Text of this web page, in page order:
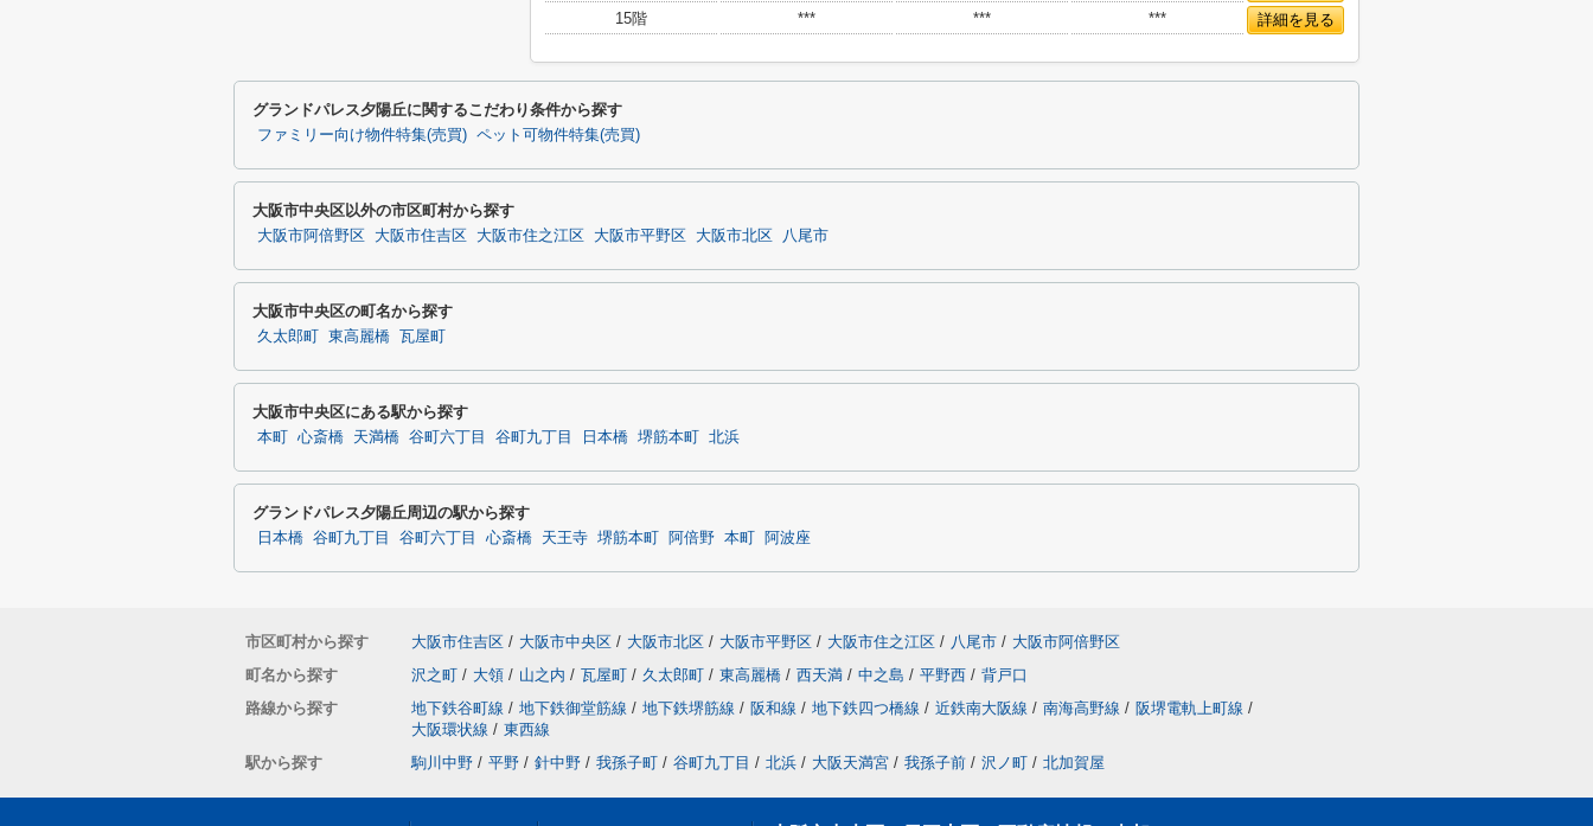
15階
*** *** *** 詳細を見る
グランドパレス夕陽丘に関するこだわり条件から探す
ファミリー向け物件特集(売買) ペット可物件特集(売買)
大阪市中央区以外の市区町村から探す
大阪市阿倍野区 大阪市住吉区 大阪市住之江区 大阪市平野区 大阪市北区 八尾市
大阪市中央区の町名から探す
久太郎町 東高麗橋 瓦屋町
大阪市中央区にある駅から探す
本町 心斎橋 天満橋 谷町六丁目 谷町九丁目 日本橋 堺筋本町 北浜
グランドパレス夕陽丘周辺の駅から探す
日本橋 谷町九丁目 谷町六丁目 心斎橋 天王寺 堺筋本町 阿倍野 本町 阿波座
市区町村から探す 大阪市住吉区 / 大阪市中央区 / 大阪市北区 / 大阪市平野区 / 大阪市住之江区 / 八尾市 / 大阪市阿倍野区
町名から探す
沢之町 / 大領 / 山之内 / 瓦屋町 / 久太郎町 / 東高麗橋 / 西天満 / 中之島 / 平野西 / 背戸口
路線から探す
地下鉄谷町線 / 地下鉄御堂筋線 / 地下鉄堺筋線 / 阪和線 / 地下鉄四つ橋線 / 近鉄南大阪線 / 南海高野線 / 阪堺電軌上町線 /
大阪環状線 / 東西線
駅から探す
駒川中野 / 平野 / 針中野 / 我孫子町 / 谷町九丁目 / 北浜 / 大阪天満宮 / 我孫子前 / 沢ノ町 / 北加賀屋